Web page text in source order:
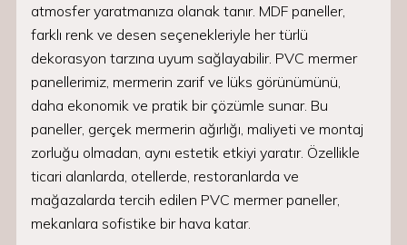
atmosfer yaratmanıza olanak tanır. MDF paneller,
farklı renk ve desen seçenekleriyle her türlü
dekorasyon tarzına uyum sağlayabilir. PVC mermer
panellerimiz, mermerin zarif ve lüks görünümünü,
daha ekonomik ve pratik bir çözümle sunar. Bu
paneller, gerçek mermerin ağırlığı, maliyeti ve montaj
zorluğu olmadan, aynı estetik etkiyi yaratır. Özellikle
ticari alanlarda, otellerde, restoranlarda ve
mağazalarda tercih edilen PVC mermer paneller,
mekanlara sofistike bir hava katar.